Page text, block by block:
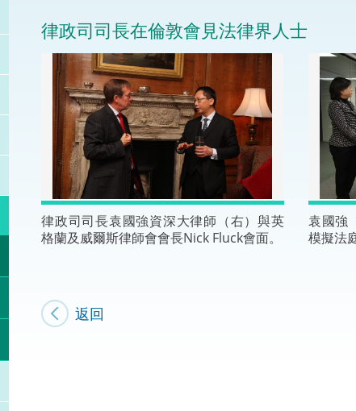
網上爭議解決及法律科技
體育爭議解決先導計劃
能力建設
法律樞紐
促成交易和爭議解決服務中心
與澳門特區的安排
“一帶一路”建設
粵港澳大灣區
律政司司長在倫敦會見法律界人士
律政司司長袁國強資深大律師（右）與英
格蘭及威爾斯律師會會長Nick Fluck會面。
袁國強
模擬法庭
返回